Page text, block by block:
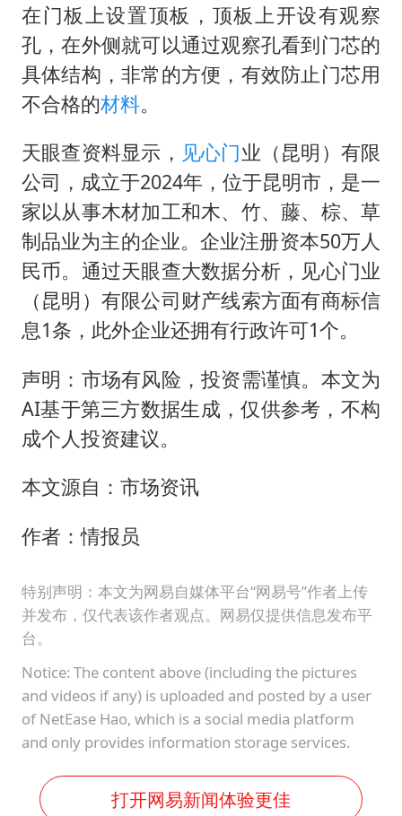
在门板上设置顶板，顶板上开设有观察
孔，在外侧就可以通过观察孔看到门芯的
具体结构，非常的方便，有效防止门芯用
不合格的材料。
天眼查资料显示， 见心门业（昆明）有限
公司，成立于2024年，位于昆明市，是一
家以从事木材加工和木、竹、藤、棕、草
制品业为主的企业。企业注册资本50万人
民币。通过天眼查大数据分析，见心门业
（昆明）有限公司财产线索方面有商标信
息1条，此外企业还拥有行政许可1个。
声明：市场有风险，投资需谨慎。本文为
AI基于第三方数据生成，仅供参考，不构
成个人投资建议。
本文源自：市场资讯
作者：情报员
特别声明：本文为网易自媒体平台“网易号”作者上传
并发布，仅代表该作者观点。网易仅提供信息发布平
台。
Notice: The content above (including the pictures
and videos if any) is uploaded and posted by a user
of NetEase Hao, which is a social media platform
and only provides information storage services.
打开网易新闻体验更佳